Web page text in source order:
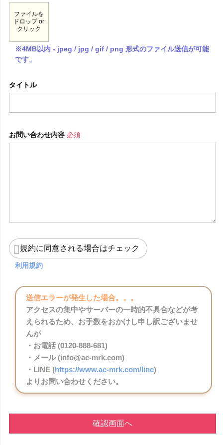
ファイルを
ドロップ or
クリック
※4MB以内 - jpeg / jpg / gif / png 形式のファイル送信が可能
です。
タイトル
お問い合わせ内容 必須
規約に同意される場合はチェック
利用規約
送信エラーが発生した場合。。。
アクセスの集中やサーバーの一時的不具合などが考
えられるため、お手数をおかけし申し訳ございませ
んが
・お電話 (0120-888-681)
・メール (info@ac-mrk.com)
・LINE (https://www.ac-mrk.com/line)
よりお問い合わせください。
確認画面へ